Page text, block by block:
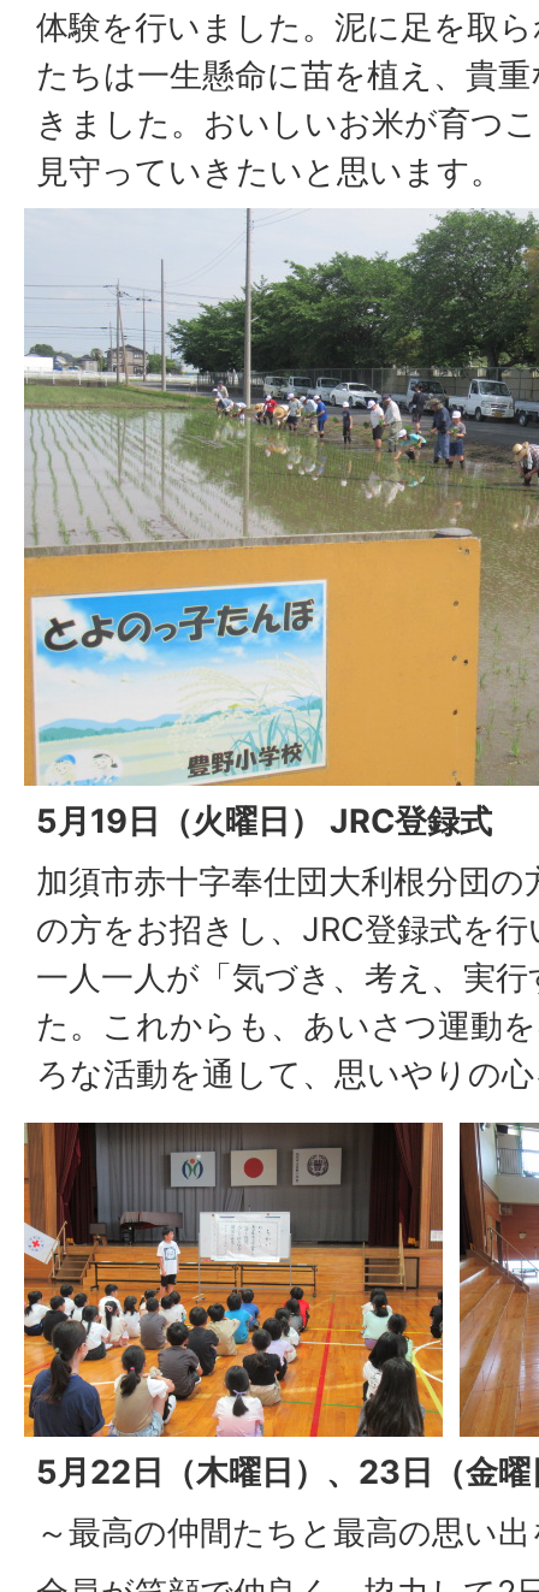
体験を行いました。泥に足を取
たちは一生懸命に苗を植え、貴
きました。おいしいお米が育つ
見守っていきたいと思います。
5月19日（火曜日） JRC登録式
加須市赤十字奉仕団大利根分団
の方をお招きし、JRC登録式を
一人一人が「気づき、考え、実
た。これからも、あいさつ運動
ろな活動を通して、思いやりの
5月22日（木曜日）、23日（金
～最高の仲間たちと最高の思い